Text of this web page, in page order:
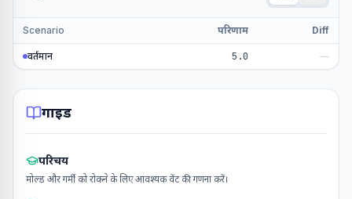
Scenario परिणाम Diff
वर्तमान 5.0 —
गाइड
परिचय
मोल्ड और गर्मी को रोकने के लिए आवश्यक वेंट की गणना करें।